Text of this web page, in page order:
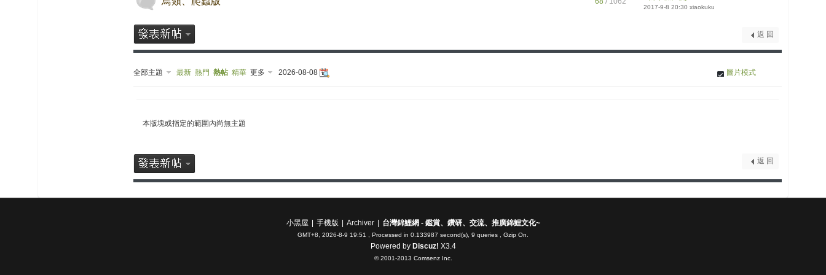
2017-9-8 20:30 xiaokuku
返 回
全部主題 最新 熱門 熱帖 精華 更多 2026-08-08 圖片模式
本版塊或指定的範圍內尚無主題
返 回
小黑屋 手機版 Archiver 台灣錦鯉網 - 鑑賞、鑽研、交流、推廣錦鯉文化~
GMT+8, 2026-8-9 19:51 , Processed in 0.133987 second(s), 9 queries , Gzip On.
Powered by Discuz! X3.4
© 2001-2013 Comsenz Inc.